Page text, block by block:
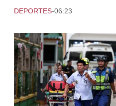
DEPORTES-06:23